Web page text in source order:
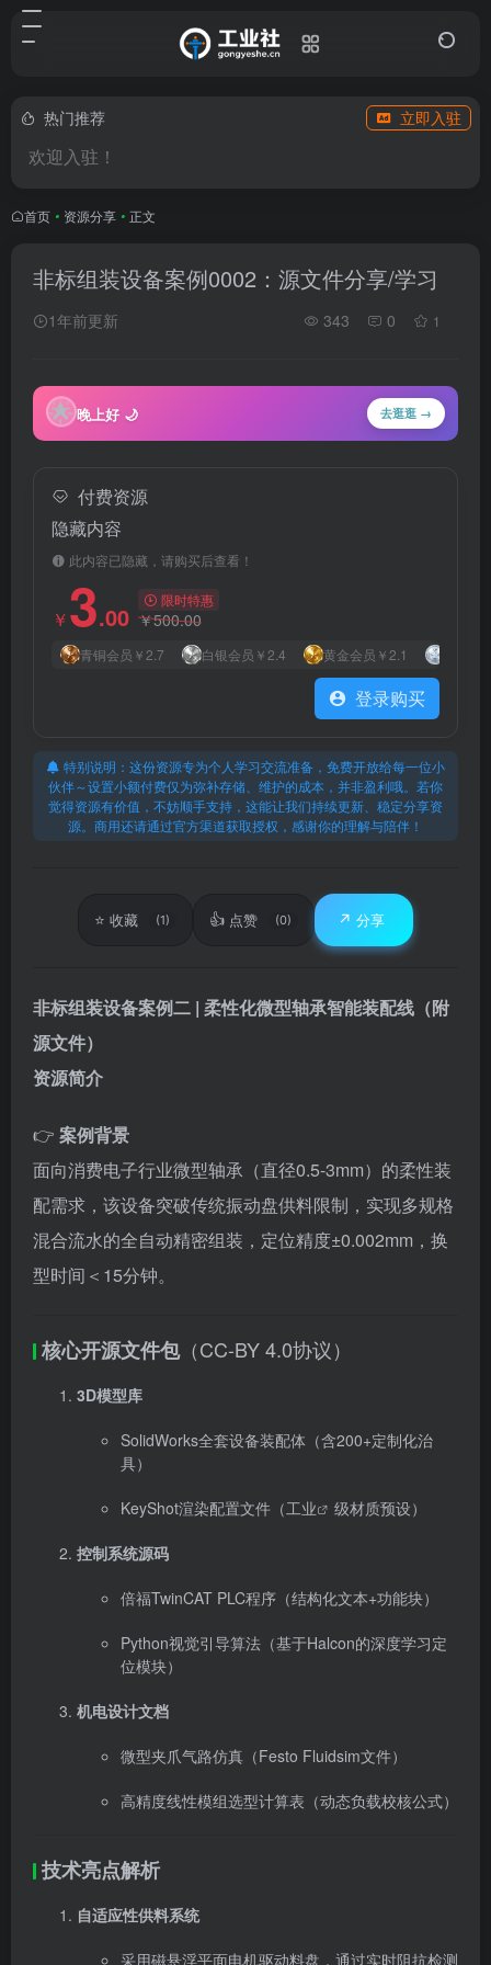
热门推荐 立即入驻
欢迎入驻！
首页 • 资源分享 • 正文
非标组装设备案例0002：源文件分享/学习
1年前更新 343 0 1
🌟晚上好 🌙 去逛逛 →
付费资源
隐藏内容
此内容已隐藏，请购买后查看！
￥3.00
限时特惠
￥500.00
青铜会员 ￥2.7 白银会员 ￥2.4 黄金会员 ￥2.1
登录购买
特别说明：这份资源专为个人学习交流准备，免费开放给每一位小
伙伴～设置小额付费仅为弥补存储、维护的成本，并非盈利哦。若你
觉得资源有价值，不妨顺手支持，这能让我们持续更新、稳定分享资
源。商用还请通过官方渠道获取授权，感谢你的理解与陪伴！
⭐ 收藏 (1) 👍 点赞 (0) ↗️ 分享
非标组装设备案例二 | 柔性化微型轴承智能装配线（附
源文件）
资源简介
👉 案例背景
面向消费电子行业微型轴承（直径0.5-3mm）的柔性装
配需求，该设备突破传统振动盘供料限制，实现多规格
混合流水的全自动精密组装，定位精度±0.002mm，换
型时间＜15分钟。
核心开源文件包（CC-BY 4.0协议）
3D模型库
SolidWorks全套设备装配体（含200+定制化治
具）
KeyShot渲染配置文件（工业 级材质预设）
控制系统源码
倍福TwinCAT PLC程序（结构化文本+功能块）
Python视觉引导算法（基于Halcon的深度学习定
位模块）
机电设计文档
微型夹爪气路仿真（Festo Fluidsim文件）
高精度线性模组选型计算表（动态负载校核公式）
技术亮点解析
自适应性供料系统
采用磁悬浮平面电机驱动料盘，通过实时阻抗检测